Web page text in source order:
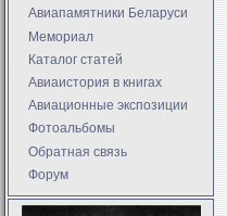
Авиапамятники Беларуси
Мемориал
Каталог статей
Авиаистория в книгах
Авиационные экспозиции
Фотоальбомы
Обратная связь
Форум